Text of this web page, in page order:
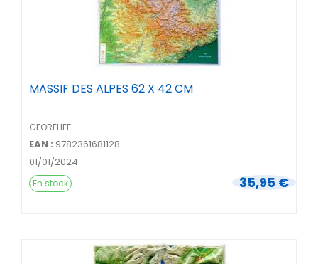
MASSIF DES ALPES 62 X 42 CM
GEORELIEF
EAN : 9782361681128
01/01/2024
35,95 €
En stock